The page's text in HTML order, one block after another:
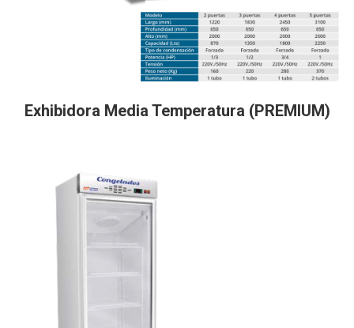
Exhibidora Media Temperatura (PREMIUM)